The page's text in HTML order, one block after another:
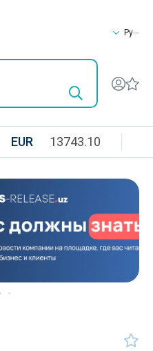
Ру
EUR 13743.10